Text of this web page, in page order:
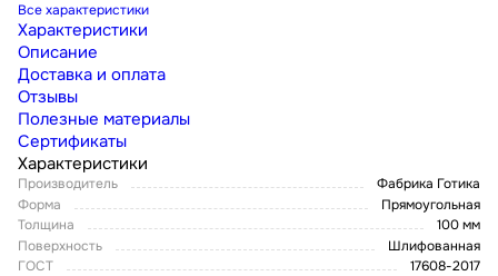
Все характеристики
Характеристики
Описание
Доставка и оплата
Отзывы
Полезные материалы
Сертификаты
Характеристики
Производитель
Фабрика Готика
Форма
Прямоугольная
Толщина
100 мм
Поверхность
Шлифованная
ГОСТ
17608-2017